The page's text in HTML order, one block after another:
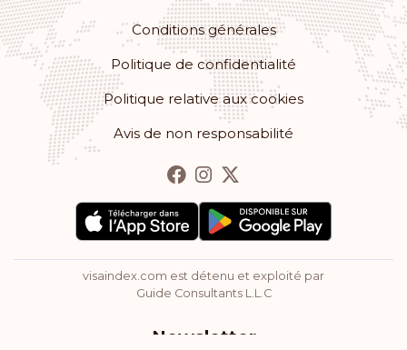
Conditions générales
Politique de confidentialité
Politique relative aux cookies
Avis de non responsabilité
visaindex.com est détenu et exploité par
Guide Consultants L.L.C
Newsletter